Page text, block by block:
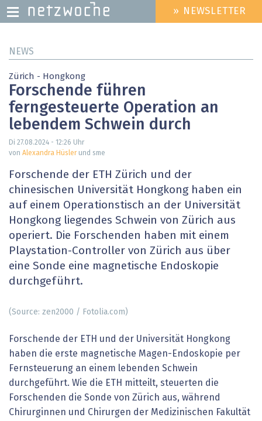
zum
HEADER
MENU
» NEWSLETTER
NEWS
Zürich - Hongkong
Forschende führen
ferngesteuerte Operation an
lebendem Schwein durch
Di 27.08.2024 - 12:26 Uhr
von Alexandra Hüslerund sme
Forschende der ETH Zürich und der
chinesischen Universität Hongkong haben ein
auf einem Operationstisch an der Universität
Hongkong liegendes Schwein von Zürich aus
operiert. Die Forschenden haben mit einem
Playstation-Controller von Zürich aus über
eine Sonde eine magnetische Endoskopie
durchgeführt.
(Source: zen2000 / Fotolia.com)
Forschende der ETH und der Universität Hongkong
haben die erste magnetische Magen-Endoskopie per
Fernsteuerung an einem lebenden Schwein
durchgeführt. Wie die ETH mitteilt, steuerten die
Forschenden die Sonde von Zürich aus, während
Chirurginnen und Chirurgen der Medizinischen Fakultät